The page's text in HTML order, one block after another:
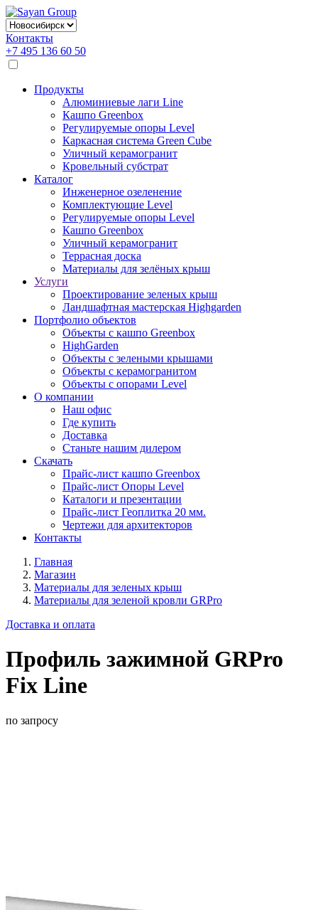
Контакты
+7 495 136 60 50
Продукты
Алюминиевые лаги Line
Кашпо Greenbox
Регулируемые опоры Level
Каркасная система Green Cube
Уличный керамогранит
Кровельный субстрат
Каталог
Инженерное озеленение
Комплектующие Level
Регулируемые опоры Level
Кашпо Greenbox
Уличный керамогранит
Террасная доска
Материалы для зелёных крыш
Услуги
Проектирование зеленых крыш
Ландшафтная мастерская Highgarden
Портфолио объектов
Объекты с кашпо Greenbox
HighGarden
Объекты с зелеными крышами
Объекты с керамогранитом
Объекты с опорами Level
О компании
Наш офис
Где купить
Доставка
Станьте нашим дилером
Скачать
Прайс-лист кашпо Greenbox
Прайс-лист Опоры Level
Каталоги и презентации
Прайс-лист Геоплитка 20 мм.
Чертежи для архитекторов
Контакты
Главная
Магазин
Материалы для зеленых крыш
Материалы для зеленой кровли GRPro
Доставка и оплата
Профиль зажимной GRPro
Fix Line
по запросу